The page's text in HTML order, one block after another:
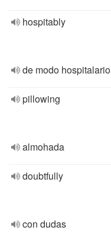
hospitably
de modo hospitalario
pillowing
almohada
doubtfully
con dudas